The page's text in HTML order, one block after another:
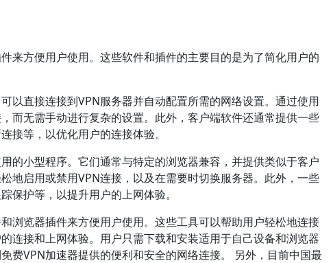
来方便用户使用。这些软件和插件的主要目的是为了简化用户的
以直接连接到VPN服务器并自动配置所需的网络设置。通过使用
而无需手动进行复杂的设置。此外，客户端软件还通常提供一些
接等，以优化用户的连接体验。
的小型程序。它们通常与特定的浏览器兼容，并提供类似于客户
地启用或禁用VPN连接，以及在需要时切换服务器。此外，一些
保护等，以提升用户的上网体验。
浏览器插件来方便用户使用。这些工具可以帮助用户轻松地连接
连接和上网体验。用户只需下载和安装适用于自己设备和浏览器
费VPN加速器提供的便利和安全的网络连接。 另外，目前中国最